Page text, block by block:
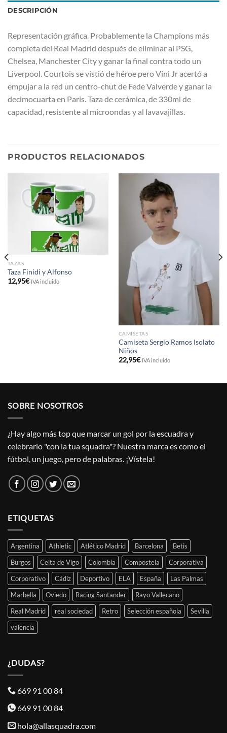
DESCRIPCIÓN
Representación gráfica. Probablemente la Champions más
completa del Real Madrid después de eliminar al PSG,
Chelsea, Manchester City y ganar la final contra todo un
Liverpool. Courtois se vistió de héroe pero Vini Jr acertó a
empujar a la red un centro-chut de Fede Valverde y ganar la
decimocuarta en París. Taza de cerámica, de 330ml de
capacidad, resistente al microondas y al lavavajillas.
PRODUCTOS RELACIONADOS
TAZAS
Taza Finidi y Alfonso
12,95€ IVA incluido
CAMISETAS
Camiseta Sergio Ramos Isolato
Niños
22,95€ IVA incluido
SOBRE NOSOTROS
¿Hay algo más top que marcar un gol por la escuadra y
celebrarlo "con la tua squadra"? Nuestra marca es como el
fútbol, un juego, pero de palabras. ¡Vístela!
ETIQUETAS
Argentina Athletic Atlético Madrid Barcelona
Betis
Burgos
Celta de Vigo Colombia Compostela
Corporativa
Corporativo
Cádiz Deportivo ELA España
Las Palmas
Marbella
Oviedo Racing Santander
Rayo Vallecano
Real Madrid
real sociedad Retro Selección española
Sevilla
valencia
¿DUDAS?
669 91 00 84
669 91 00 84
hola@allasquadra.com